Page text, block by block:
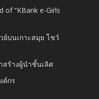
of “KBank e-Girls
ย์บนเกาะสมุย โชว์
ร้างผู้นำชั้นเลิศ
ค์กร